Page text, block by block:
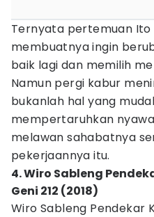
Ternyata pertemuan Ito
membuatnya ingin
baik lagi dan memilih
Namun pergi kabur
bukanlah hal yang
mempertaruhkan
melawan sahabatnya
pekerjaannya itu.
4. Wiro Sableng
Geni 212 (2018)
Wiro Sableng Pendekar